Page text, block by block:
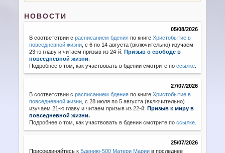
НОВОСТИ
05/08/2026
В соответствии срасписанием бдения по книгеХристобытие в
повседневной жизни , с 6 по 14 августа (включительно) изучаем
23-ю главу и читаем призыв из 24-й:Призыв о свободе в
повседневной жизни
Подробнее о том, как участвовать в бдении смотрите поссылке
27/07/2026
В соответствии с расписанием бдения по книгеХристобытие в
повседневной жизни с 28 июля по 5 августа (включительно)
изучаем 21-ю главу и читаем призыв из 22-й:Призыв к миру в
повседневной жизни.
Подробнее о том, как участвовать в бдении смотрите поссылке
25/07/2026
Присоединяйтесь к Бдению-500 Матери Марии в последнее